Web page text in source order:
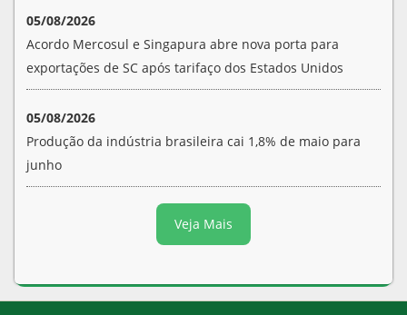
05/08/2026
Acordo Mercosul e Singapura abre nova porta para
exportações de SC após tarifaço dos Estados Unidos
05/08/2026
Produção da indústria brasileira cai 1,8% de maio para
junho
Veja Mais